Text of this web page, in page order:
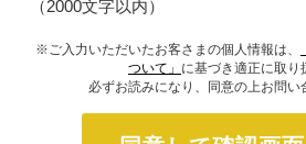
（2000文字以内）
※ご入力いただいたお客さまの個人情報は、
ついて」 に基づき適正に取り
必ずお読みになり、同意の上お問い